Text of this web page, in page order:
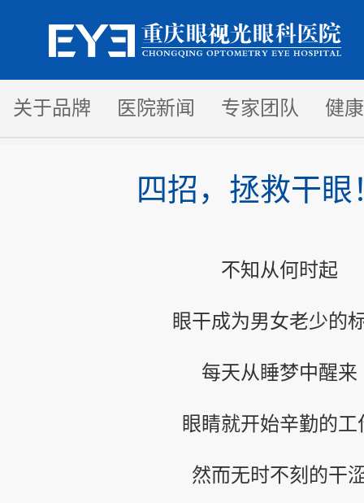
关于品牌 医院新闻 专家团队 健
四招，拯救干眼
不知从何时起
眼干成为男女老少的
每天从睡梦中醒来
眼睛就开始辛勤的工
然而无时不刻的干